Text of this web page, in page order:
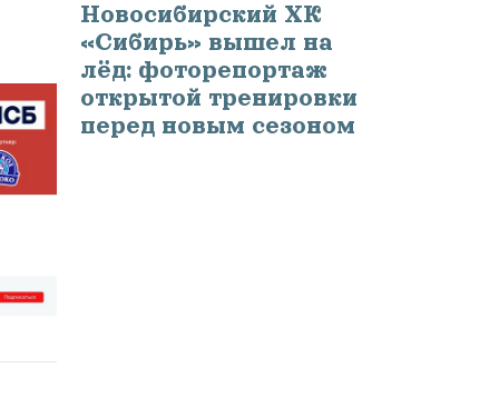
Новосибирский ХК
«Сибирь» вышел на
лёд: фоторепортаж
открытой тренировки
перед новым сезоном